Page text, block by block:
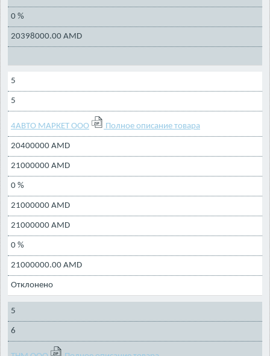
0 %
20398000.00 AMD
5
5
4АВТО МАРКЕТ ООО Полное описание товара
20400000 AMD
21000000 AMD
0 %
21000000 AMD
21000000 AMD
0 %
21000000.00 AMD
Отклонено
5
6